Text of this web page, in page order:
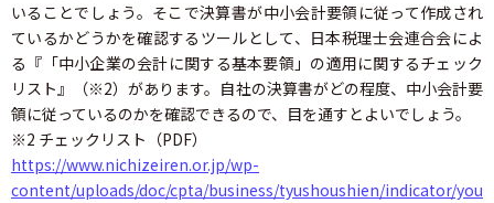
いることでしょう。そこで決算書が中小会計要領に従って作成され
ているかどうかを確認するツールとして、日本税理士会連合会によ
る『「中小企業の会計に関する基本要領」の適用に関するチェック
リスト』（※2）があります。自社の決算書がどの程度、中小会計要
領に従っているのかを確認できるので、目を通すとよいでしょう。
※2 チェックリスト（PDF）
https://www.nichizeiren.or.jp/wp-
content/uploads/doc/cpta/business/tyushoushien/indicator/you